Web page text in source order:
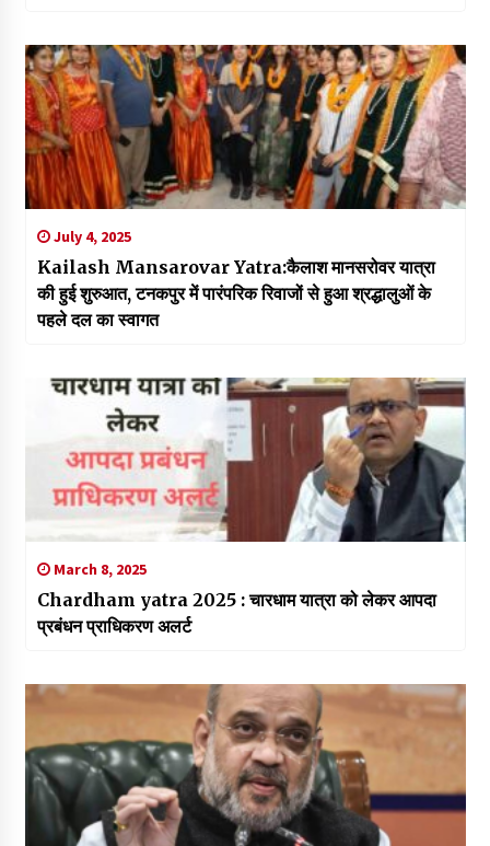
July 4, 2025
Kailash Mansarovar Yatra:कैलाश मानसरोवर यात्रा
की हुई शुरुआत, टनकपुर में पारंपरिक रिवाजों से हुआ श्रद्धालुओं के
पहले दल का स्वागत
March 8, 2025
Chardham yatra 2025 : चारधाम यात्रा को लेकर आपदा
प्रबंधन प्राधिकरण अलर्ट